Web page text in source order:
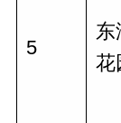
5
东
花